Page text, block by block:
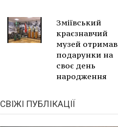
Зміївський
краєзнавчий
музей отримав
подарунки на
своє день
народження
СВІЖІ ПУБЛІКАЦІЇ